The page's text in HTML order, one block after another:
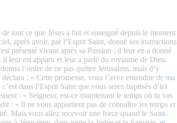
tout ce que Jésus a fait et enseigné depuis le moment
après avoir, par l’Esprit Saint, donné ses instructions
présenté vivant après sa Passion ; il leur en a donné
leur est apparu et leur a parlé du royaume de Dieu.
l’ordre de ne pas quitter Jérusalem, mais d’y
: « Cette promesse, vous l’avez entendue de ma
dans l’Esprit Saint que vous serez baptisés d’ici
: « Seigneur, est-ce maintenant le temps où tu vas
: « Il ne vous appartient pas de connaître les temps et
Mais vous allez recevoir une force quand le Saint-